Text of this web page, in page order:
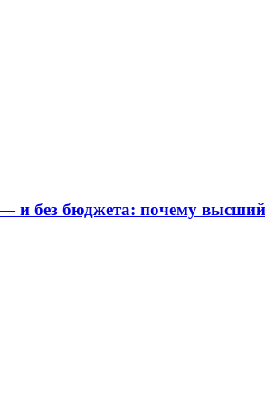
и без бюджета: почему высший